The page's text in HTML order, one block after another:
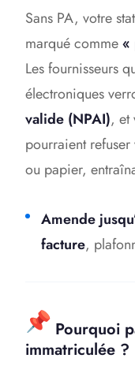
Sans PA, votre
marqué comme«
Les fournisseurs
électroniques
valide (NPAI), et
pourraient
ou papier,
Amende
facture,
Pourquoi
immatriculée ?